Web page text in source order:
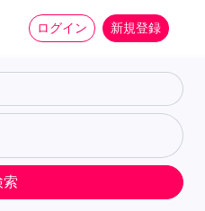
ログイン 新規登録
索